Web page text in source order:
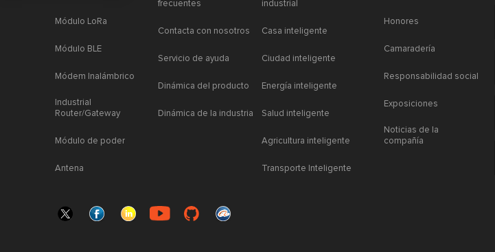
Módulo LoRa
Módulo BLE
Módem Inalámbrico
Industrial
Router/Gateway
Módulo de poder
Antena
frecuentes
Contacta con nosotros
Servicio de ayuda
Dinámica del producto
Dinámica de la industria
industrial
Casa inteligente
Ciudad inteligente
Energía inteligente
Salud inteligente
Agricultura inteligente
Transporte Inteligente
Honores
Camaradería
Responsabilidad social
Exposiciones
Noticias de la
compañía